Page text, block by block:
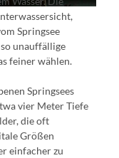
Springsee
unauffällige
feiner wählen.
Springsees
vier Meter Tiefe
die oft
Größen
einfacher zu